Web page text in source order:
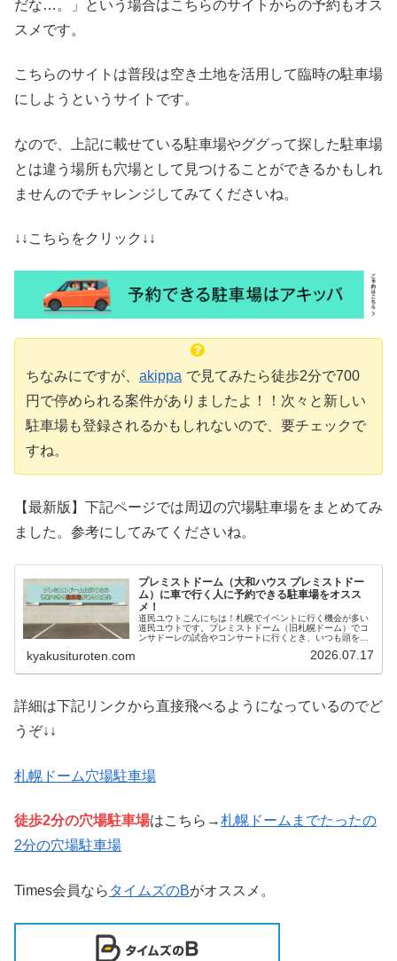
だな…。」という場合はこちらのサイトからの予約もオス
スメです。
こちらのサイトは普段は空き土地を活用して臨時の駐車場
にしようというサイトです。
なので、上記に載せている駐車場やググって探した駐車場
とは違う場所も穴場として見つけることができるかもしれ
ませんのでチャレンジしてみてくださいね。
↓↓こちらをクリック↓↓
ちなみにですが、 akippa で見てみたら徒歩2分で700
円で停められる案件がありましたよ！！次々と新しい
駐車場も登録されるかもしれないので、要チェックで
すね。
【最新版】下記ページでは周辺の穴場駐車場をまとめてみ
ました。参考にしてみてくださいね。
プレミストドーム（大和ハウス プレミストドー
ム）に車で行く人に予約できる駐車場をオスス
メ！
道民ユウトこんにちは！札幌でイベントに行く機会が多い
道民ユウトです。プレミストドーム（旧札幌ドーム）でコ
ンサドーレの試合やコンサートに行くとき、いつも頭を悩
kyakusituroten.com 2026.07.17
詳細は下記リンクから直接飛べるようになっているのでど
うぞ↓↓
札幌ドーム穴場駐車場
徒歩2分の穴場駐車場はこちら→札幌ドームまでたったの
2分の穴場駐車場
Times会員なら タイムズのBがオススメ。